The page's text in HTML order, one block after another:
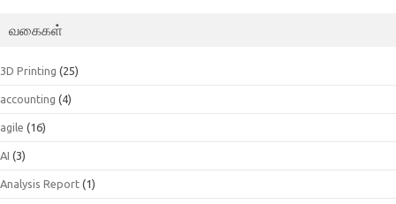
வகைகள்
3D Printing (25)
accounting (4)
agile (16)
AI (3)
Analysis Report (1)